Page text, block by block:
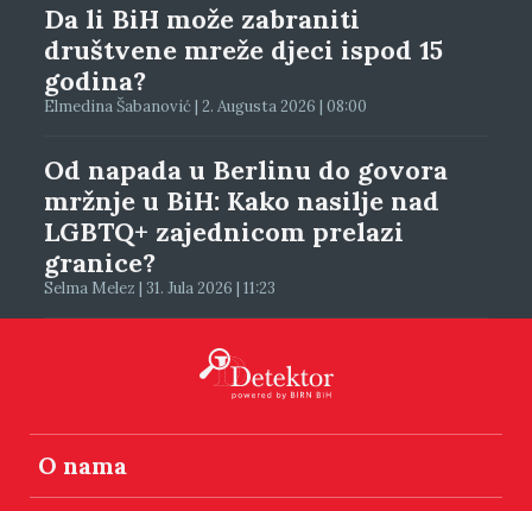
Da li BiH može zabraniti
društvene mreže djeci ispod 15
godina?
Elmedina Šabanović | 2. Augusta 2026 | 08:00
Od napada u Berlinu do govora
mržnje u BiH: Kako nasilje nad
LGBTQ+ zajednicom prelazi
granice?
Selma Melez | 31. Jula 2026 | 11:23
O nama